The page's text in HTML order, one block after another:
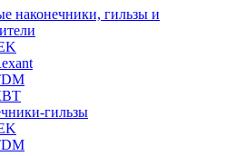
наконечники, гильзы и
гильзы